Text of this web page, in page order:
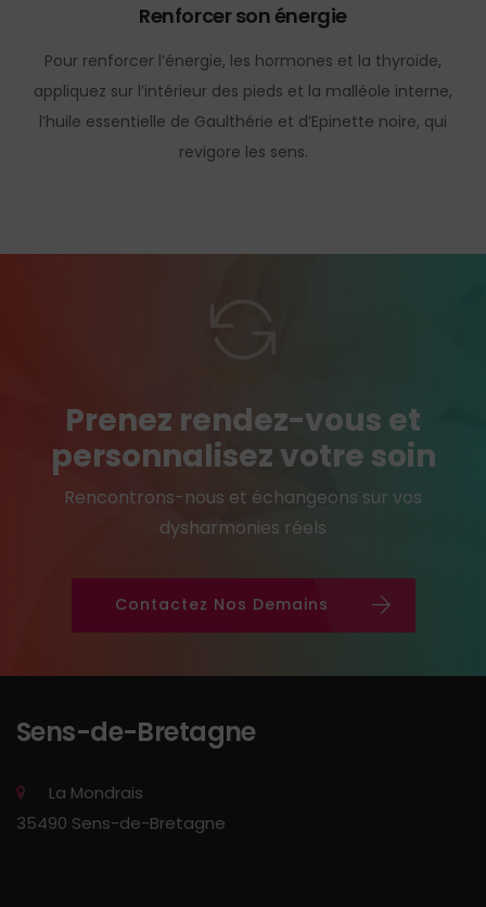
Renforcer son énergie
Pour renforcer l’énergie, les hormones et la thyroïde,
appliquez sur l’intérieur des pieds et la malléole interne,
l’huile essentielle de Gaulthérie et d’Epinette noire, qui
revigore les sens.
Prenez rendez-vous et
personnalisez votre soin
Rencontrons-nous et échangeons sur vos
dysharmonies réels
Contactez Nos Demains
Sens-de-Bretagne
La Mondrais
35490 Sens-de-Bretagne